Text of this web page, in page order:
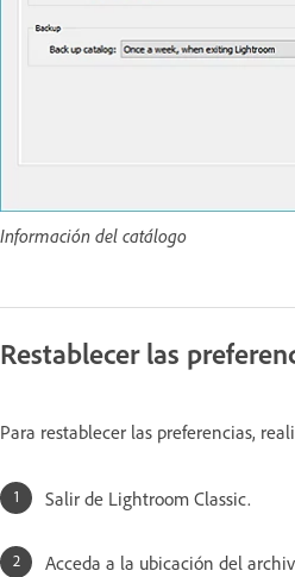
Información del catálogo
Restablecer las
Para restablecer las preferencias,
Salir de Lightroom Classic.
Acceda a la ubicación del